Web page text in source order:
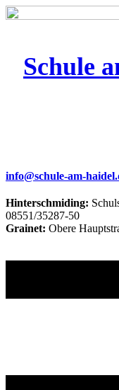
Schule
info@schule-am-
Hinterschmiding:
08551/35287-50
Grainet: Obere